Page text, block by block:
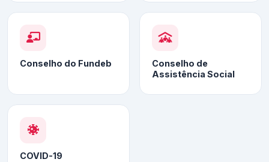
Conselho do Fundeb
Conselho de
Assistência Social
COVID-19